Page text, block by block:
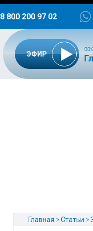
8 800 200 97 02
ЭФИР
Главная Статьи